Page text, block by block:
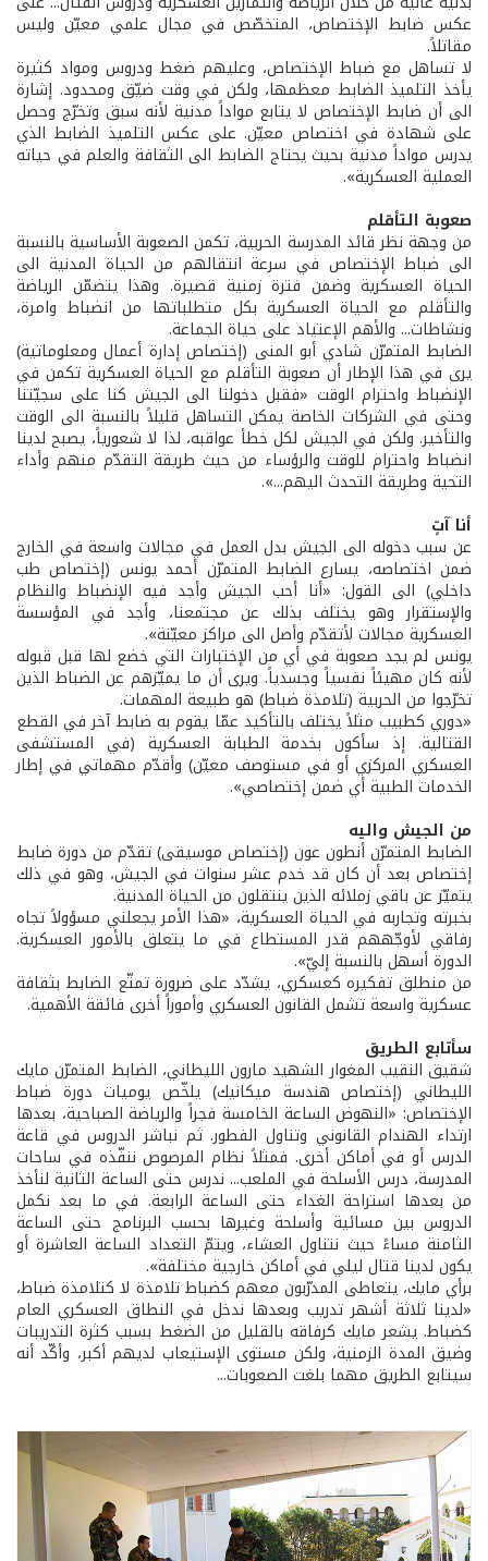
عكس ضابط الإختصاص، المتخصّص في مجال علمي معيّن وليس
مقاتلاً.
لا تساهل مع ضباط الإختصاص، وعليهم ضغط ودروس ومواد كثيرة
يأخذ التلميذ الضابط معظمها، ولكن في وقت ضيّق ومحدود. إشارة
الى أن ضابط الإختصاص لا يتابع مواداً مدنية لأنه سبق وتخرّج وحصل
على شهادة في اختصاص معيّن. على عكس التلميذ الضابط الذي
يدرس مواداً مدنية بحيث يحتاج الضابط الى الثقافة والعلم في حياته
العملية العسكرية».
صعوبة التأقلم
من وجهة نظر قائد المدرسة الحربية، تكمن الصعوبة الأساسية بالنسبة
الى ضباط الإختصاص في سرعة انتقالهم من الحياة المدنية الى
الحياة العسكرية وضمن فترة زمنية قصيرة. وهذا يتضمّن الرياضة
والتأقلم مع الحياة العسكرية بكل متطلباتها من انضباط وامرة،
ونشاطات... والأهم الإعتياد على حياة الجماعة.
الضابط المتمرّن شادي أبو المنى (إختصاص إدارة أعمال ومعلوماتية)
يرى في هذا الإطار أن صعوبة التأقلم مع الحياة العسكرية تكمن في
الإنضباط واحترام الوقت «فقبل دخولنا الى الجيش كنا على سجيّتنا
وحتى في الشركات الخاصة يمكن التساهل قليلاً بالنسبة الى الوقت
والتأخير. ولكن في الجيش لكل خطأ عواقبه، لذا لا شعورياً، يصبح لدينا
انضباط واحترام للوقت والرؤساء من حيث طريقة التقدّم منهم وأداء
التحية وطريقة التحدث اليهم...».
أنا آتٍ
عن سبب دخوله الى الجيش بدل العمل في مجالات واسعة في الخارج
ضمن اختصاصه، يسارع الضابط المتمرّن أحمد يونس (إختصاص طب
داخلي) الى القول: «أنا أحب الجيش وأجد فيه الإنضباط والنظام
والإستقرار وهو يختلف بذلك عن مجتمعنا، وأجد في المؤسسة
العسكرية مجالات لأتقدّم وأصل الى مراكز معيّنة».
يونس لم يجد صعوبة في أي من الإختبارات التي خضع لها قبل قبوله
لأنه كان مهيئاً نفسياً وجسدياً. ويرى أن ما يميّزهم عن الضباط الذين
تخرّجوا من الحربية (تلامذة ضباط) هو طبيعة المهمات.
«دوري كطبيب مثلاً يختلف بالتأكيد عمّا يقوم به ضابط آخر في القطع
القتالية. إذ سأكون بخدمة الطبابة العسكرية (في المستشفى
العسكري المركزي أو في مستوصف معيّن) وأقدّم مهماتي في إطار
الخدمات الطبية أي ضمن إختصاصي».
من الجيش واليه
الضابط المتمرّن أنطون عون (إختصاص موسيقى) تقدّم من دورة ضابط
إختصاص بعد أن كان قد خدم عشر سنوات في الجيش، وهو في ذلك
يتميّز عن باقي زملائه الذين ينتقلون من الحياة المدنية.
بخبرته وتجاربه في الحياة العسكرية، «هذا الأمر يجعلني مسؤولاً تجاه
رفاقي لأوجّههم قدر المستطاع في ما يتعلق بالأمور العسكرية.
الدورة أسهل بالنسبة إليّ».
من منطلق تفكيره كعسكري، يشدّد على ضرورة تمتّع الضابط بثقافة
عسكرية واسعة تشمل القانون العسكري وأموراً أخرى فائقة الأهمية.
سأتابع الطريق
شقيق النقيب المغوار الشهيد مارون الليطاني، الضابط المتمرّن مايك
الليطاني (إختصاص هندسة ميكانيك) يلخّص يوميات دورة ضباط
الإختصاص: «النهوض الساعة الخامسة فجراً والرياضة الصباحية، بعدها
ارتداء الهندام القانوني وتناول الفطور. ثم نباشر الدروس في قاعة
الدرس أو في أماكن أخرى. فمثلاً نظام المرصوص ننفّذه في ساحات
المدرسة، درس الأسلحة في الملعب... ندرس حتى الساعة الثانية لنأخذ
من بعدها استراحة الغداء حتى الساعة الرابعة. في ما بعد نكمل
الدروس بين مسائية وأسلحة وغيرها بحسب البرنامج حتى الساعة
الثامنة مساءً حيث نتناول العشاء، ويتمّ التعداد الساعة العاشرة أو
يكون لدينا قتال ليلي في أماكن خارجية مختلفة».
برأي مايك، يتعاطى المدرّبون معهم كضباط تلامذة لا كتلامذة ضباط،
«لدينا ثلاثة أشهر تدريب وبعدها ندخل في النطاق العسكري العام
كضباط. يشعر مايك كرفاقه بالقليل من الضغط بسبب كثرة التدريبات
وضيق المدة الزمنية، ولكن مستوى الإستيعاب لديهم أكبر، وأكّد أنه
سيتابع الطريق مهما بلغت الصعوبات...